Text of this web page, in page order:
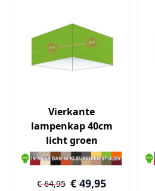
Vierkante
lampenkap 40cm
licht groen
€ 49,95
€ 64,95